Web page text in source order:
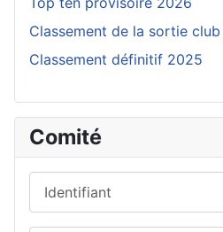
Classement de la sortie
Classement définitif 2025
Comité